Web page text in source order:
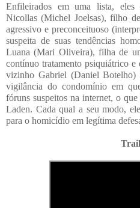
Enfileirados em uma lista,
Nicollas (Michel Joelsas), filho
agressivo e preconceituoso
suspeita de suas tendências
Luana (Mari Oliveira), filha de
contínuo tratamento psiquiátrico e
vizinho Gabriel (Daniel Botelho)
vigilância do condomínio em
fóruns suspeitos na internet, o
Laden. Cada qual a seu modo,
para o homicídio em legítima